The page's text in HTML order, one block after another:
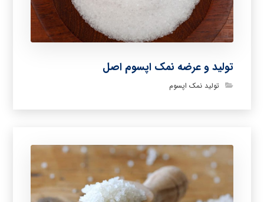
تولید و عرضه نمک اپسوم اصل
تولید نمک اپسوم